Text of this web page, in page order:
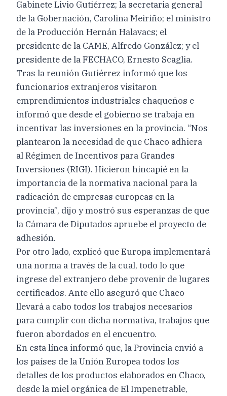
Gabinete Livio Gutiérrez; la secretaria general
de la Gobernación, Carolina Meiriño; el ministro
de la Producción Hernán Halavacs; el
presidente de la CAME, Alfredo González; y el
presidente de la FECHACO, Ernesto Scaglia.
Tras la reunión Gutiérrez informó que los
funcionarios extranjeros visitaron
emprendimientos industriales chaqueños e
informó que desde el gobierno se trabaja en
incentivar las inversiones en la provincia. “Nos
plantearon la necesidad de que Chaco adhiera
al Régimen de Incentivos para Grandes
Inversiones (RIGI). Hicieron hincapié en la
importancia de la normativa nacional para la
radicación de empresas europeas en la
provincia”, dijo y mostró sus esperanzas de que
la Cámara de Diputados apruebe el proyecto de
adhesión.
Por otro lado, explicó que Europa implementará
una norma a través de la cual, todo lo que
ingrese del extranjero debe provenir de lugares
certificados. Ante ello aseguró que Chaco
llevará a cabo todos los trabajos necesarios
para cumplir con dicha normativa, trabajos que
fueron abordados en el encuentro.
En esta línea informó que, la Provincia envió a
los países de la Unión Europea todos los
detalles de los productos elaborados en Chaco,
desde la miel orgánica de El Impenetrable,